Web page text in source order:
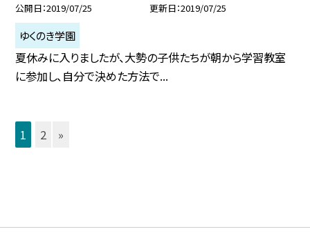
公開日 2019/07/25 更新日 2019/07/25
ゆくのき学園
夏休みに入りましたが、大勢の子供たちが朝から学習教室
に参加し、自分で決めた方法で...
1 2 »